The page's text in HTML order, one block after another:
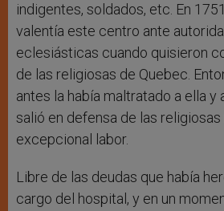
indigentes, soldados, etc. En
valentía este centro ante
eclesiásticas cuando quisieron
de las religiosas de Quebec.
antes la había maltratado a ella y
salió en defensa de las
excepcional labor.
Libre de las deudas que había
cargo del hospital, y en un